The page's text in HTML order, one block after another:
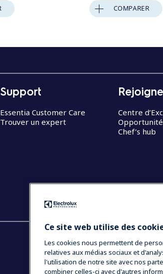
COMPARER
Support
Essentia Customer Care
Trouver un expert
Centre
Chef’s hub
Ce site web utilise des
Les cookies nous permettent de
relatives aux médias sociaux et
l'utilisation de notre site avec nos
combiner celles-ci avec d'autres